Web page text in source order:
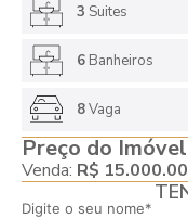
3 Suites
6Banheiros
8Vaga
Preço do Imóvel
Venda: R$
Digite o seu nome*